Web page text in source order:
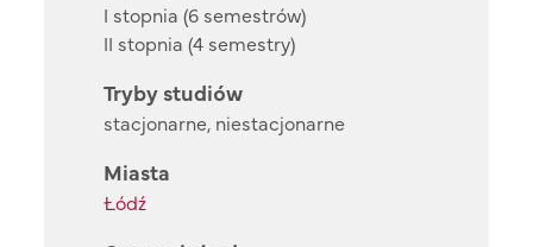
I stopnia (6 semestrów)
II stopnia (4 semestry)
Tryby studiów
stacjonarne, niestacjonarne
Miasta
Łódź